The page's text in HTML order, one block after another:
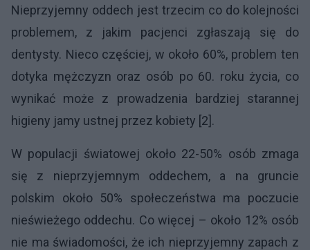
Nieprzyjemny oddech jest trzecim co do kolejności
problemem, z jakim pacjenci zgłaszają się do
dentysty. Nieco częściej, w około 60%, problem ten
dotyka mężczyzn oraz osób po 60. roku życia, co
wynikać może z prowadzenia bardziej starannej
higieny jamy ustnej przez kobiety [2].
W populacji światowej około 22-50% osób zmaga
się z nieprzyjemnym oddechem, a na gruncie
polskim około 50% społeczeństwa ma poczucie
nieświeżego oddechu. Co więcej – około 12% osób
nie ma świadomości, że ich nieprzyjemny zapach z